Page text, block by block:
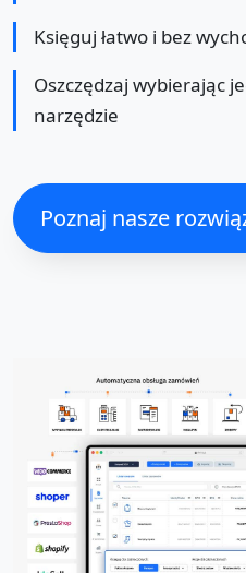
Księguj łatwo i bez
Oszczędzaj wybierając
narzędzie
Poznaj nasze